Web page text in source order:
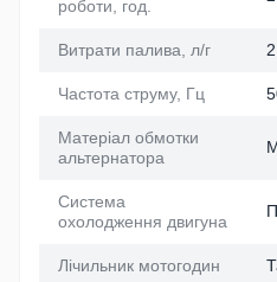
роботи, год.
Витрати палива, л/г
Частота струму, Гц
Матеріал обмотки
альтернатора
Система
охолодження двигуна
Лічильник мотогодин